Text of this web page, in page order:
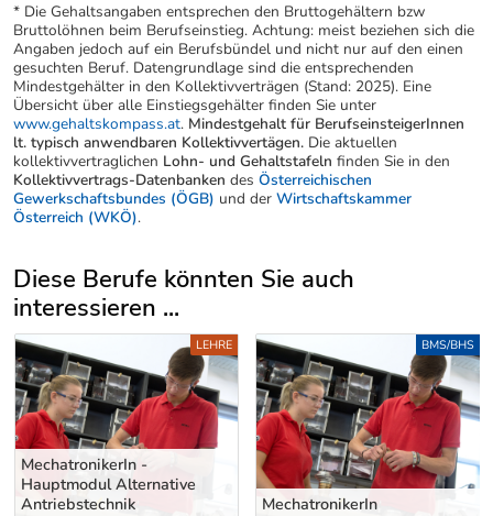
* Die Gehaltsangaben entsprechen den Bruttogehältern bzw
Bruttolöhnen beim Berufseinstieg. Achtung: meist beziehen sich die
Angaben jedoch auf ein Berufsbündel und nicht nur auf den einen
gesuchten Beruf. Datengrundlage sind die entsprechenden
Mindestgehälter in den Kollektivverträgen (Stand: 2025). Eine
Übersicht über alle Einstiegsgehälter finden Sie unter
www.gehaltskompass.at. Mindestgehalt für BerufseinsteigerInnen
lt. typisch anwendbaren Kollektivvertägen. Die aktuellen
kollektivvertraglichen Lohn- und Gehaltstafeln finden Sie in den
Kollektivvertrags-Datenbanken des Österreichischen
Gewerkschaftsbundes (ÖGB) und der Wirtschaftskammer
Österreich (WKÖ).
Diese Berufe könnten Sie auch
interessieren ...
Uber weitere Berufsvorschläge
MechatronikerIn -
Hauptmodul Alternative
Antriebstechnik
LEHRE
MechatronikerIn
BMS/BHS